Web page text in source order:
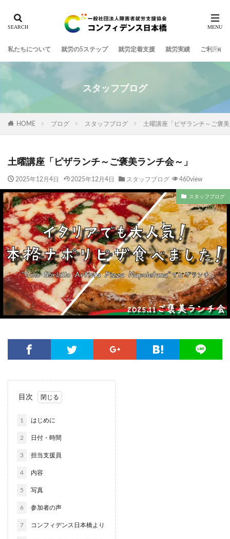
私たちについて 就労の5ステップ 就労定着支援 就労実績 ご利用ま
スタッフブログ
HOME ブログ スタッフブログ 土曜講座「ピザランチ～ご褒
土曜講座「ピザランチ～ご褒美ランチ会～」
2025年12月4日 2025年12月4日 スタッフブログ 460view
スタッフブログ
目次
1 はじめに
2 日付・時間
3 担当支援員
4 内容
5 写真
6 参加者の声
7 コンフィデンス日本橋より